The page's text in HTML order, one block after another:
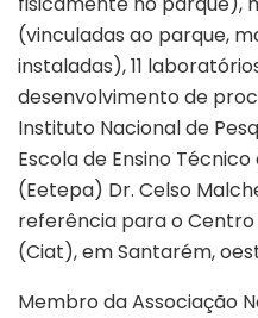
(vinculadas ao parque,
instaladas), 11
desenvolvimento de
Instituto Nacional de
Escola de Ensino
(Eetepa) Dr. Celso
referência para o Centro
(Ciat), em Santarém,
Membro da Associação